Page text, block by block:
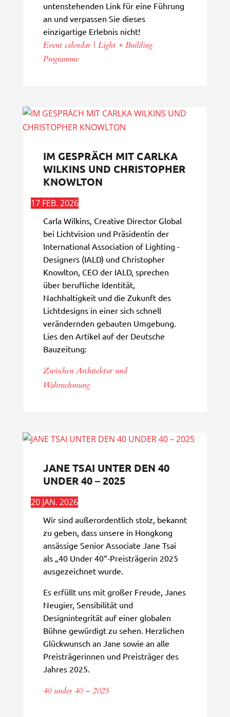
untenstehenden Link für eine Führung
an und verpassen Sie dieses
einzigartige Erlebnis nicht!
Event calendar | Light + Building
Programme
IM GESPRÄCH MIT CARLKA
WILKINS UND CHRISTOPHER
KNOWLTON
17 FEB. 2026
Carla Wilkins, Creative Director Global
bei Lichtvision und Präsidentin der
International Association of Lighting ­
Designers (IALD) und Christopher
Knowlton, CEO der IALD, sprechen
über berufliche Identität,
Nachhaltigkeit und die Zukunft des
Lichtdesigns in einer sich schnell
verändernden gebauten Umgebung.
Lies den Artikel auf der Deutsche
Bauzeitung:
Zwischen Architektur und
Wahrnehmung
JANE TSAI UNTER DEN 40
UNDER 40 – 2025
20 JAN. 2026
Wir sind außerordentlich stolz, bekannt
zu geben, dass unsere in Hongkong
ansässige Senior Associate Jane Tsai
als „40 Under 40“-Preisträgerin 2025
ausgezeichnet wurde.
Es erfüllt uns mit großer Freude, Janes
Neugier, Sensibilität und
Designintegrität auf einer globalen
Bühne gewürdigt zu sehen. Herzlichen
Glückwunsch an Jane sowie an alle
Preisträgerinnen und Preisträger des
Jahres 2025.
40 under 40 – 2025